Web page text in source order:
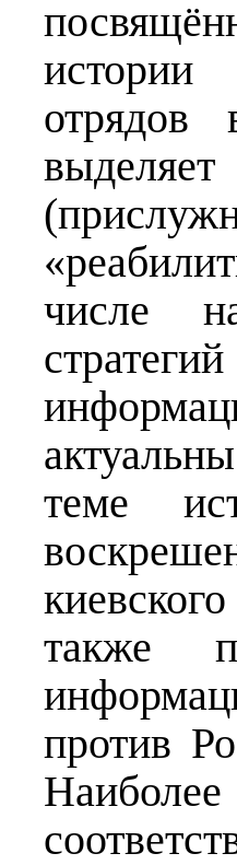
отрядов
числе
теме
также
против